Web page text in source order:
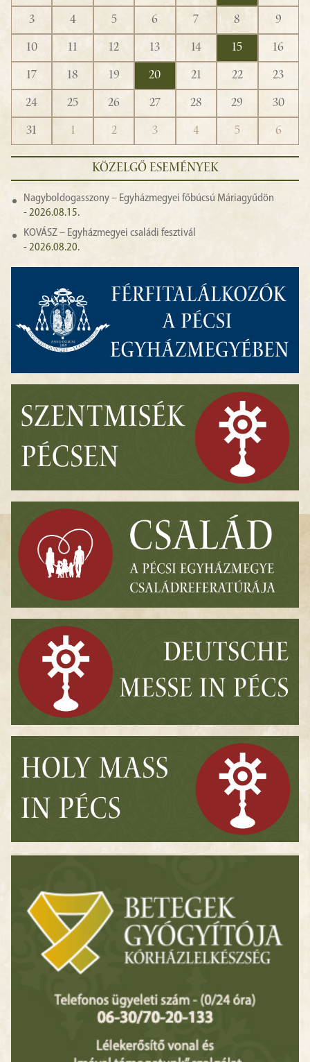
3
4 5 6 7 8
9
10
11 12 13 14 15
16
17
18 19 20 21 22
23
24
25 26 27 28 29
30
31
1 2 3 4 5 6
KÖZELGŐ ESEMÉNYEK
Nagyboldogasszony – Egyházmegyei főbúcsú Máriagyűdön
- 2026.08.15.
KOVÁSZ – Egyházmegyei családi fesztivál
- 2026.08.20.